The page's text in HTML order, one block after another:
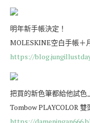
明年新手帳決定！
MOLESKINE空白手帳＋
https://
把買的新色筆都給他試色
Tombow PLAYCOLOR